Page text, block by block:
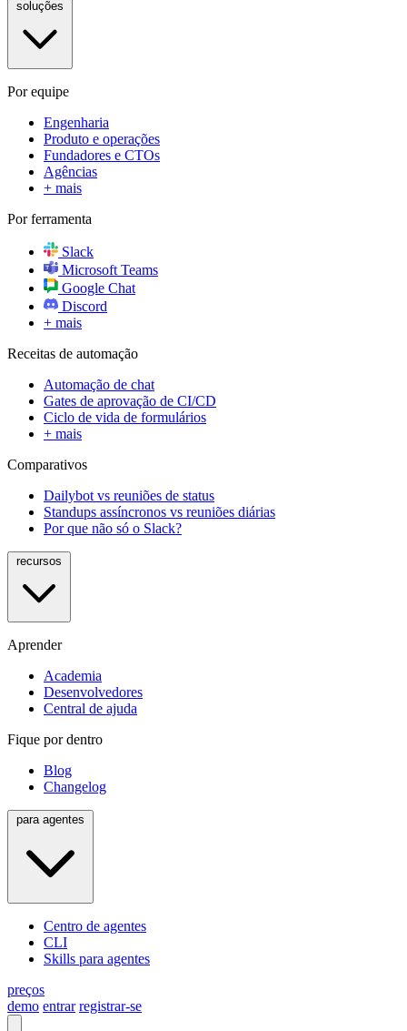
Por equipe
Engenharia
Produto e operações
Fundadores e CTOs
Agências
+ mais
Por ferramenta
Slack
Microsoft Teams
Google Chat
Discord
+ mais
Receitas de automação
Automação de chat
Gates de aprovação de CI/CD
Ciclo de vida de formulários
+ mais
Comparativos
Dailybot vs reuniões de status
Standups assíncronos vs reuniões diárias
Por que não só o Slack?
Aprender
Academia
Desenvolvedores
Central de ajuda
Fique por dentro
Blog
Changelog
Centro de agentes
CLI
Skills para agentes
preços
demo entrar registrar-se